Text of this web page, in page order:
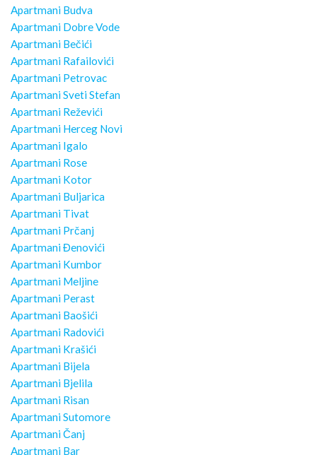
Apartmani Budva
Apartmani Dobre Vode
Apartmani Bečići
Apartmani Rafailovići
Apartmani Petrovac
Apartmani Sveti Stefan
Apartmani Reževići
Apartmani Herceg Novi
Apartmani Igalo
Apartmani Rose
Apartmani Kotor
Apartmani Buljarica
Apartmani Tivat
Apartmani Prčanj
Apartmani Đenovići
Apartmani Kumbor
Apartmani Meljine
Apartmani Perast
Apartmani Baošići
Apartmani Radovići
Apartmani Krašići
Apartmani Bijela
Apartmani Bjelila
Apartmani Risan
Apartmani Sutomore
Apartmani Čanj
Apartmani Bar